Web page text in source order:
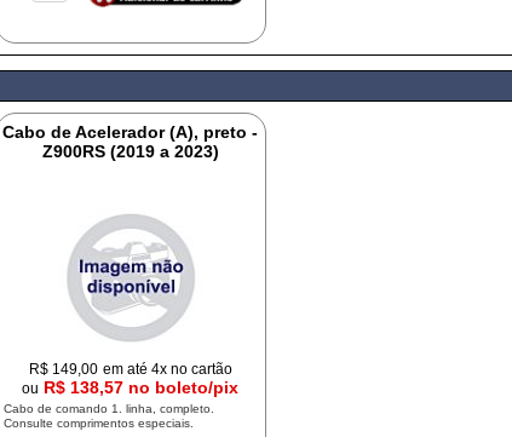
Cabo de Acelerador (A), preto -
Z900RS (2019 a 2023)
R$ 149,00 em até 4x no cartão
ou R$ 138,57 no boleto/pix
Cabo de comando 1. linha, completo.
Consulte comprimentos especiais.